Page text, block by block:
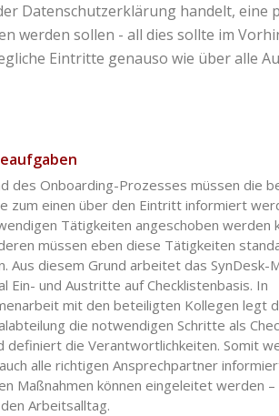
Datenschutzerklärung handelt,
werden sollen - all dies sollte im
Eintritte genauso wie über alle
des Onboarding-Prozesses müssen die
zum einen über den Eintritt informiert
Tätigkeiten angeschoben werden
müssen eben diese Tätigkeiten
Aus diesem Grund arbeitet das SynDesk-
Ein- und Austritte auf Checklistenbasis. In
mit den beteiligten Kollegen legt
die notwendigen Schritte als
definiert die Verantwortlichkeiten. Somit
alle richtigen Ansprechpartner
Maßnahmen können eingeleitet werden
Arbeitsalltag.